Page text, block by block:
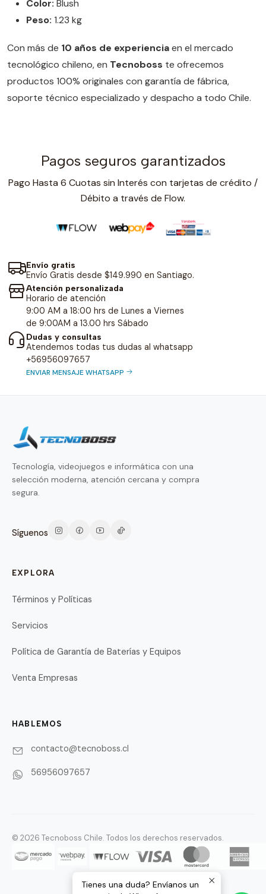
Color: Blush
Peso: 1.23 kg
Con más de 10 años de experienciaen el mercado
tecnológico chileno, en Tecnoboss te ofrecemos
productos 100% originales con garantía de fábrica,
soporte técnico especializado y despacho a todo Chile.
Pagos seguros garantizados
Pago Hasta 6 Cuotas sin Interés con tarjetas de crédito /
Débito a través de Flow.
Envío gratis
Envío Gratis desde $149.990 en Santiago.
Atención personalizada
Horario de atención
9:00 AM a 18:00 hrs de Lunes a Viernes
de 9:00AM a 13.00 hrs Sábado
Dudas y consultas
Atendemos todas tus dudas al whatsapp
+56956097657
ENVIAR MENSAJE WHATSAPP
Tecnología, videojuegos e informática con una
selección moderna, atención cercana y compra
segura.
Síguenos
EXPLORA
Términos y Políticas
Servicios
Política de Garantía de Baterías y Equipos
Venta Empresas
HABLEMOS
contacto@tecnoboss.cl
56956097657
© 2026 Tecnoboss Chile. Todos los derechos reservados.
Tienes una duda? Envíanos un